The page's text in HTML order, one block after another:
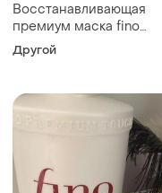
Восстанавливающая
премиум маска fino
premium touch hair mask
230ml
Другой